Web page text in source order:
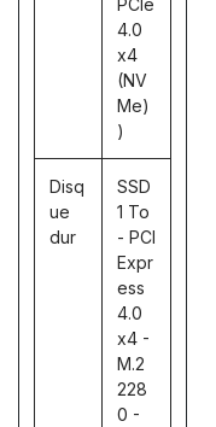
4.0
x4
(NV
Me)
)
Disq
ue
dur
SSD
1 To
- PCI
Expr
ess
4.0
x4 -
M.2
228
0 -